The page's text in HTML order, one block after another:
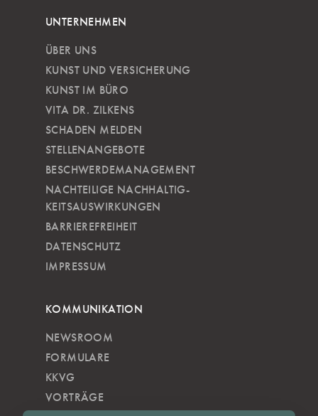
UNTERNEHMEN
ÜBER UNS
KUNST UND VERSICHERUNG
KUNST IM BÜRO
VITA DR. ZILKENS
SCHADEN MELDEN
STELLENANGEBOTE
BESCHWERDEMANAGEMENT
NACHTEILIGE NACH­HALTIG­
KEITSAUSWIRKUNGEN
BARRIEREFREIHEIT
DATENSCHUTZ
IMPRESSUM
KOMMUNIKATION
NEWSROOM
FORMULARE
KKVG
VORTRÄGE